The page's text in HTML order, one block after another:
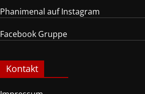
Phanimenal auf Instagram
Facebook Gruppe
Kontakt